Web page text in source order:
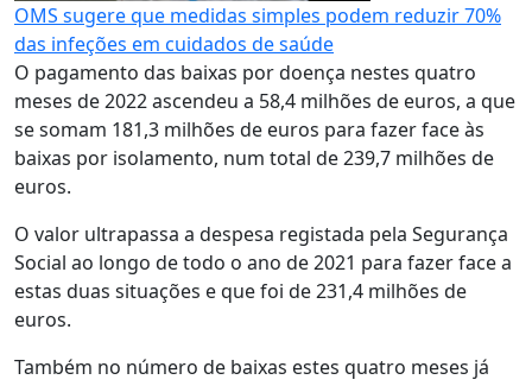
OMS sugere que medidas simples podem reduzir 70%
das infeções em cuidados de saúde
O pagamento das baixas por doença nestes quatro
meses de 2022 ascendeu a 58,4 milhões de euros, a que
se somam 181,3 milhões de euros para fazer face às
baixas por isolamento, num total de 239,7 milhões de
euros.
O valor ultrapassa a despesa registada pela Segurança
Social ao longo de todo o ano de 2021 para fazer face a
estas duas situações e que foi de 231,4 milhões de
euros.
Também no número de baixas estes quatro meses já